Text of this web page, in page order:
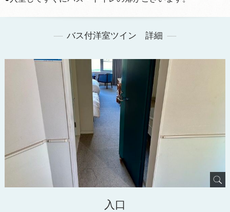
バス付洋室ツイン 詳細
入口